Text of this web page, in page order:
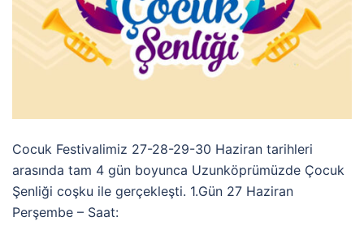
Cocuk Festivalimiz 27-28-29-30 Haziran tarihleri
arasında tam 4 gün boyunca Uzunköprümüzde Çocuk
Şenliği coşku ile gerçekleşti. 1.Gün 27 Haziran
Perşembe – Saat: